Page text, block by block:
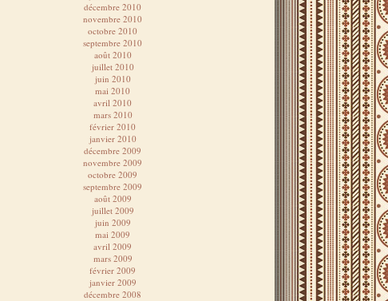
décembre 2010
novembre 2010
octobre 2010
septembre 2010
août 2010
juillet 2010
juin 2010
mai 2010
avril 2010
mars 2010
février 2010
janvier 2010
décembre 2009
novembre 2009
octobre 2009
septembre 2009
août 2009
juillet 2009
juin 2009
mai 2009
avril 2009
mars 2009
février 2009
janvier 2009
décembre 2008